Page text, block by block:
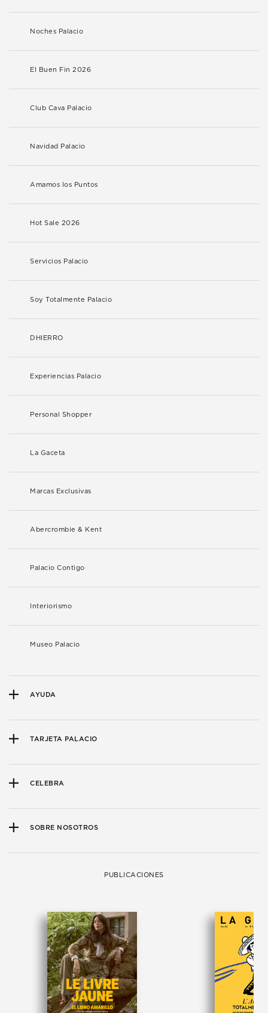
Noches Palacio
El Buen Fin 2026
Club Cava Palacio
Navidad Palacio
Amamos los Puntos
Hot Sale 2026
Servicios Palacio
Soy Totalmente Palacio
DHIERRO
Experiencias Palacio
Personal Shopper
La Gaceta
Marcas Exclusivas
Abercrombie & Kent
Palacio Contigo
Interiorismo
Museo Palacio
AYUDA
TARJETA PALACIO
CELEBRA
SOBRE NOSOTROS
PUBLICACIONES